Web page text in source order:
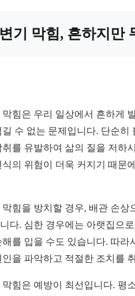
기 막힘, 흔하지만
막힘은 우리 일상에서 흔하게
길 수 없는 문제입니다. 단순히
취를 유발하여 삶의 질을 저하
식의 위험이 더욱 커지기 때문
막힘을 방치할 경우, 배관 손상
다. 심한 경우에는 아랫집으
해를 입을 수도 있습니다. 따라
인을 파악하고 적절한 조치를
막힘은 예방이 최선입니다. 평